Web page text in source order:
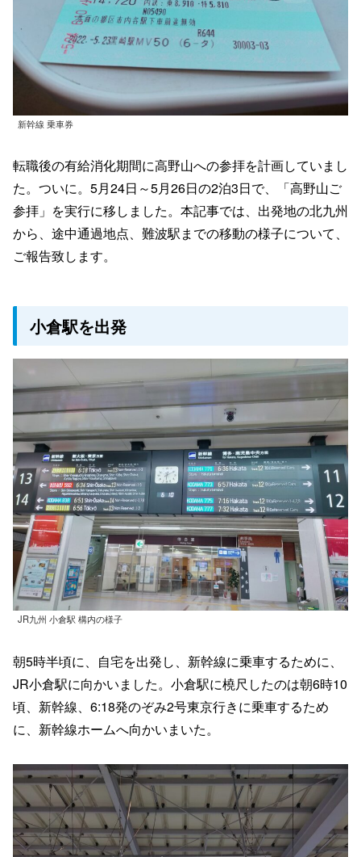
新幹線 乗車券
転職後の有給消化期間に高野山への参拝を計画していまし
た。ついに。5月24日～5月26日の2泊3日で、「高野山ご
参拝」を実行に移しました。本記事では、出発地の北九州
から、途中通過地点、難波駅までの移動の様子について、
ご報告致します。
小倉駅を出発
JR九州 小倉駅 構内の様子
朝5時半頃に、自宅を出発し、新幹線に乗車するために、
JR小倉駅に向かいました。小倉駅に橈尺したのは朝6時10
頃、新幹線、6:18発のぞみ2号東京行きに乗車するため
に、新幹線ホームへ向かいまいた。